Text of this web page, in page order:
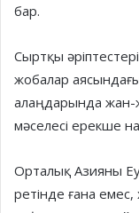
бар.
Сыртқы
жобалар
алаңдарында жан-
мәселесі ерекше
Орталық Азияны
ретінде ғана